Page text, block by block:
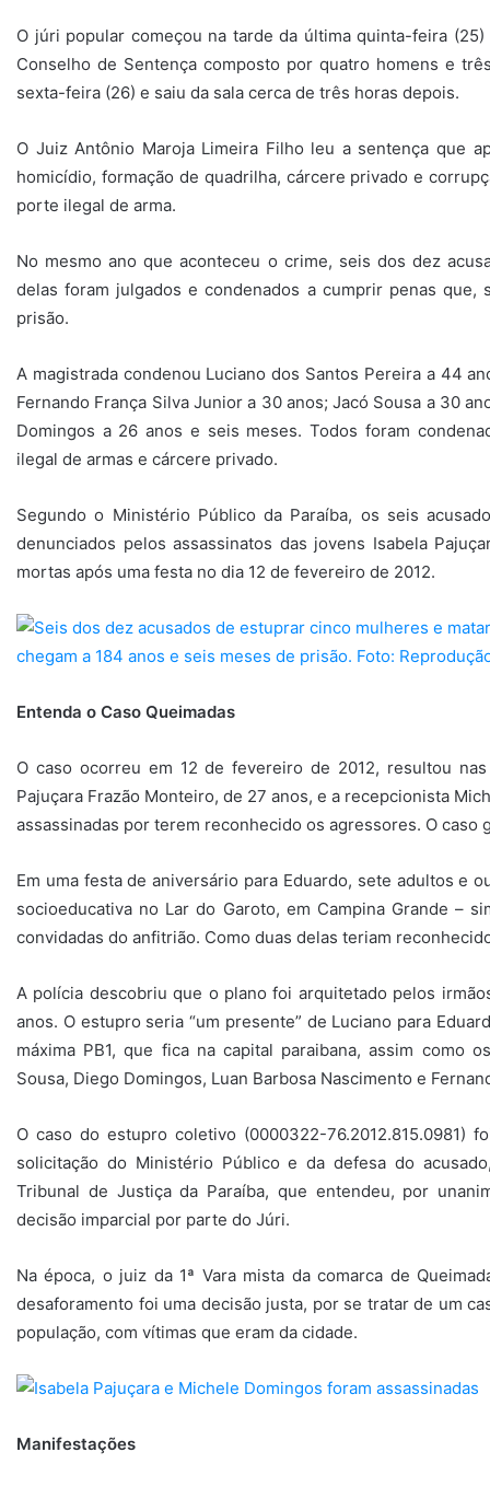
O júri popular começou na tarde da última quinta-feira
Conselho de Sentença composto por quatro homens e
sexta-feira (26) e saiu da sala cerca de três horas depois.
O Juiz Antônio Maroja Limeira Filho leu a sentença que
homicídio, formação de quadrilha, cárcere privado e
porte ilegal de arma.
No mesmo ano que aconteceu o crime, seis dos dez
delas foram julgados e condenados a cumprir penas que,
prisão.
A magistrada condenou Luciano dos Santos Pereira a 44
Fernando França Silva Junior a 30 anos; Jacó Sousa a 30
Domingos a 26 anos e seis meses. Todos foram
ilegal de armas e cárcere privado.
Segundo o Ministério Público da Paraíba, os seis
denunciados pelos assassinatos das jovens Isabela
mortas após uma festa no dia 12 de fevereiro de 2012.
Entenda o Caso Queimadas
O caso ocorreu em 12 de fevereiro de 2012, resultou
Pajuçara Frazão Monteiro, de 27 anos, e a recepcionista
assassinadas por terem reconhecido os agressores. O caso
Em uma festa de aniversário para Eduardo, sete adultos e
socioeducativa no Lar do Garoto, em Campina Grande –
convidadas do anfitrião. Como duas delas teriam
A polícia descobriu que o plano foi arquitetado pelos
anos. O estupro seria “um presente” de Luciano para
máxima PB1, que fica na capital paraibana, assim como
Sousa, Diego Domingos, Luan Barbosa Nascimento e
O caso do estupro coletivo (0000322-76.2012.815.0981)
solicitação do Ministério Público e da defesa do
Tribunal de Justiça da Paraíba, que entendeu, por
decisão imparcial por parte do Júri.
Na época, o juiz da 1ª Vara mista da comarca de
desaforamento foi uma decisão justa, por se tratar de um
população, com vítimas que eram da cidade.
Manifestações